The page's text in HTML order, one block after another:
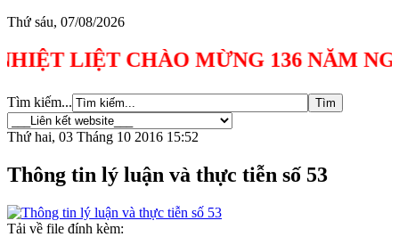
Thứ sáu, 07/08/2026
LIỆT CHÀO MỪNG 136 NĂM NGÀY
Tìm kiếm...
Thứ hai, 03 Tháng 10 2016 15:52
Thông tin lý luận và thực tiễn số 53
Tải về file đính kèm: